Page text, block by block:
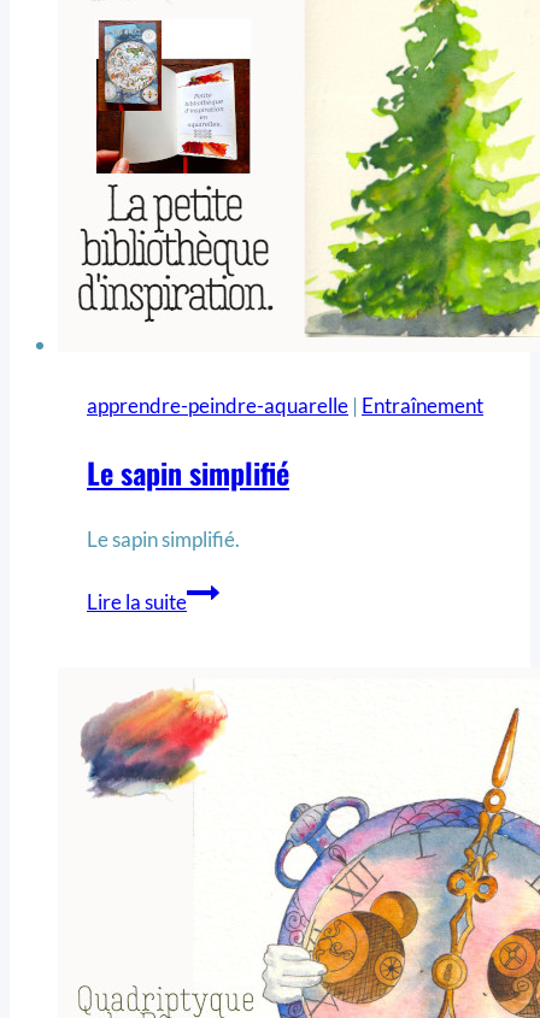
apprendre-peindre-aquarelle | Entraînement
Le sapin simplifié
Le sapin simplifié.
Lire la suite